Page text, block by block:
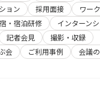
ョン 採用面接
ワー
・宿泊研修
インターン
記者会見
撮影・収録
会
ご利用事例 会議